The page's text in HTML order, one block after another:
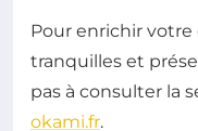
Pour enrichir
tranquilles et
pas à consulter la
okami.fr.